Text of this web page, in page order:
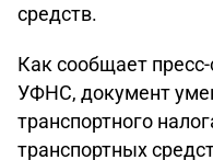
средств.
Как сообщает
УФНС, документ
транспортного
транспортных